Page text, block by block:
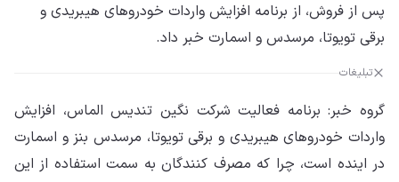
پس از فروش، از برنامه افزایش واردات خودروهای هیبریدی و
برقی تویوتا، مرسدس و اسمارت خبر داد.
تبلیغات
گروه خبر: برنامه فعالیت شرکت نگین تندیس الماس، افزایش
واردات خودروهای هیبریدی و برقی تویوتا، مرسدس بنز و اسمارت
در اینده است، چرا که مصرف کنندگان به سمت استفاده از این